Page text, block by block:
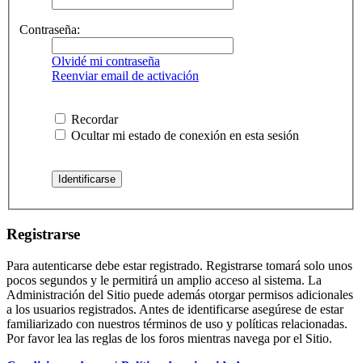
Contraseña:
Olvidé mi contraseña
Reenviar email de activación
Recordar
Ocultar mi estado de conexión en esta sesión
Registrarse
Para autenticarse debe estar registrado. Registrarse tomará solo unos
pocos segundos y le permitirá un amplio acceso al sistema. La
Administración del Sitio puede además otorgar permisos adicionales
a los usuarios registrados. Antes de identificarse asegúrese de estar
familiarizado con nuestros términos de uso y políticas relacionadas.
Por favor lea las reglas de los foros mientras navega por el Sitio.